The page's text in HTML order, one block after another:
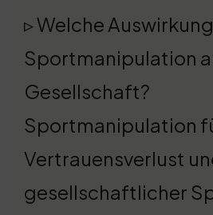
▹ Welche
Sportmanipulation
Gesellschaft?
Sportmanipulation
Vertrauensverlust
gesellschaftlicher